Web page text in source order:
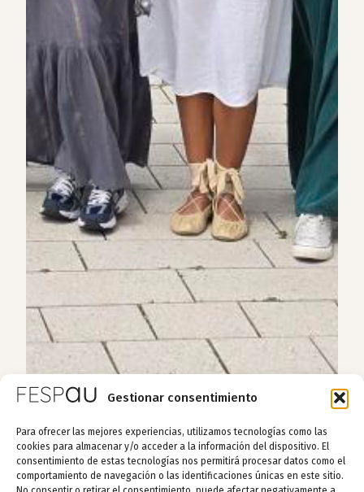
Gestionar consentimiento
Para ofrecer las mejores experiencias, utilizamos tecnologías como las
cookies para almacenar y/o acceder a la información del dispositivo. El
consentimiento de estas tecnologías nos permitirá procesar datos como el
comportamiento de navegación o las identificaciones únicas en este sitio.